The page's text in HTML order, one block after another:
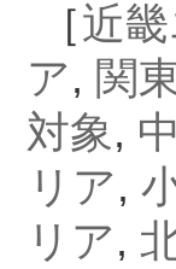
［近
ア, 関
対象,
リア,
リア,